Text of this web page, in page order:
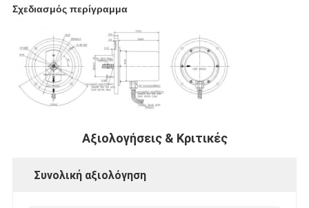
Σχεδιασμός περίγραμμα
Αξιολογήσεις & Κριτικές
Συνολική αξιολόγηση